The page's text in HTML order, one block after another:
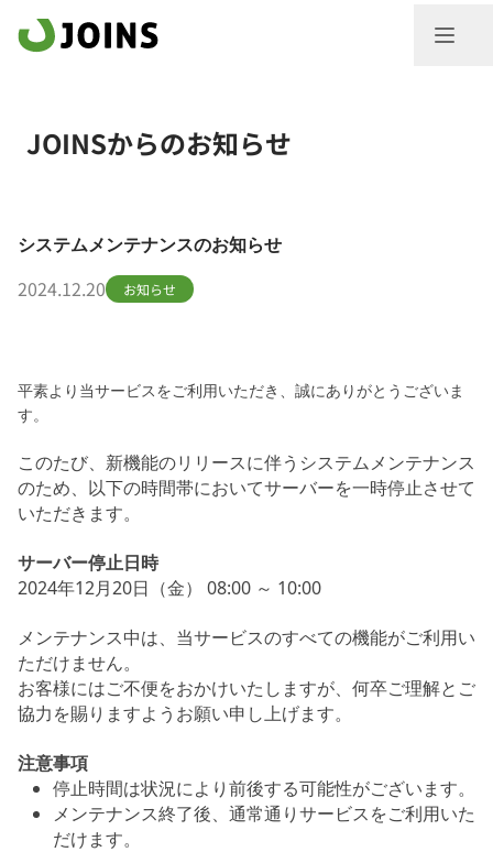
JOINSからのお知らせ
システムメンテナンスのお知らせ
2024.12.20 お知らせ
平素より当サービスをご利用いただき、誠にありがとうございま
す。
このたび、新機能のリリースに伴うシステムメンテナンス
のため、以下の時間帯においてサーバーを一時停止させて
いただきます。
サーバー停止日時
2024年12月20日（金） 08:00 ～ 10:00
メンテナンス中は、当サービスのすべての機能がご利用い
ただけません。
お客様にはご不便をおかけいたしますが、何卒ご理解とご
協力を賜りますようお願い申し上げます。
注意事項
停止時間は状況により前後する可能性がございます。
メンテナンス終了後、通常通りサービスをご利用いた
だけます。